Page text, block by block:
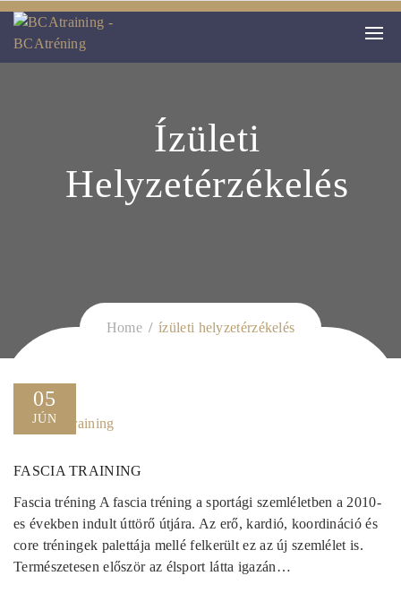
Ízületi
Helyzetérzékelés
Home ízületi helyzetérzékelés
05
JÚN
FASCIA TRAINING
Fascia tréning A fascia tréning a sportági szemléletben a 2010-
es években indult úttörő útjára. Az erő, kardió, koordináció és
core tréningek palettája mellé felkerült ez az új szemlélet is.
Természetesen először az élsport látta igazán…